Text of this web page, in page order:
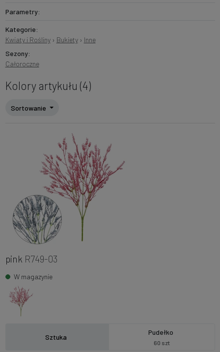
Parametry:
Kategorie:
Kwiaty i Rośliny› Bukiety› Inne
Sezony:
Całoroczne
Kolory artykułu (4)
Sortowanie
pink R749-03
W magazynie
Sztuka
Pudełko
60 szt